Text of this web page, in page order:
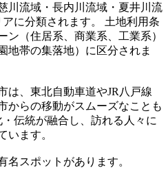
川流域・長内川流域・夏井川流
に分類されます。 土地利用条
ン（住居系、商業系、工業系）
地帯の集落地）に区分されま
は、東北自動車道やJR八戸線
からの移動がスムーズなことも
伝統が融合し、訪れる人々に
います。
名スポットがあります。